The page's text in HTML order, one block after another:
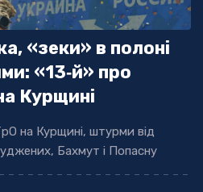
«зеки» в полоні
«13‐й» про
Курщині
на Курщині, штурми від
Бахмут і Попасну